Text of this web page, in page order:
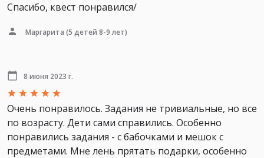
Спасибо, квест понравился/
Маргарита (5 детей 8-9 лет)
8 июня 2023 г.
Очень понравилось. Задания не тривиальные, но все
по возрасту. Дети сами справились. Особенно
понравились задания - с бабочками и мешок с
предметами. Мне лень прятать подарки, особенно